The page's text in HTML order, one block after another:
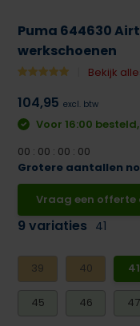
Puma 644630
werkschoenen
Bekijk
104,95 excl. btw
Voor 16:00
00 : 00 : 00 : 00
Grotere aantallen
Vraag een offerte
9 variaties 41
39 40 41
45 46 47